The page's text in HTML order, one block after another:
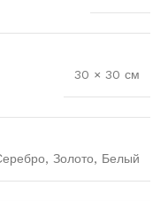
30 × 30 см
Золото, Белый